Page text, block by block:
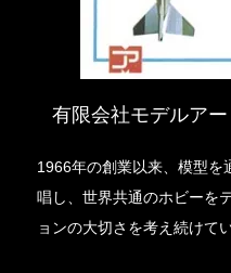
有限会社モデルア
1966年の創業以来、模型を
唱し、世界共通のホビーを
ョンの大切さを考え続けて